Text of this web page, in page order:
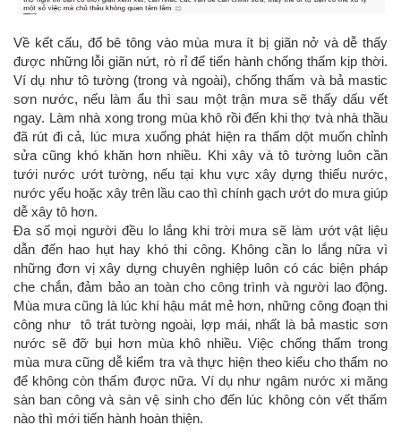
Về kết cấu, đổ bê tông vào mùa mưa ít bị giãn nở và dễ thấy
được những lỗi giãn nứt, rò rỉ để tiến hành chống thấm kịp thời.
Ví dụ như tô tường (trong và ngoài), chống thấm và bả mastic
sơn nước, nếu làm ẩu thì sau một trận mưa sẽ thấy dấu vết
ngay. Làm nhà xong trong mùa khô rồi đến khi thợ tvà nhà thầu
đã rút đi cả, lúc mưa xuống phát hiện ra thấm dột muốn chỉnh
sửa cũng khó khăn hơn nhiều. Khi xây và tô tường luôn cần
tưới nước ướt tường, nếu tại khu vực xây dựng thiếu nước,
nước yếu hoặc xây trên lầu cao thì chính gạch ướt do mưa giúp
dễ xây tô hơn.
Đa số mọi người đều lo lắng khi trời mưa sẽ làm ướt vật liệu
dẫn đến hao hụt hay khó thi công. Không cần lo lắng nữa vì
những đơn vị xây dựng chuyên nghiệp luôn có các biện pháp
che chắn, đảm bảo an toàn cho công trình và người lao động.
Mùa mưa cũng là lúc khí hậu mát mẻ hơn, những công đoạn thi
công như tô trát tường ngoài, lợp mái, nhất là bả mastic sơn
nước sẽ đỡ bụi hơn mùa khô nhiều. Việc chống thấm trong
mùa mưa cũng dễ kiểm tra và thực hiện theo kiểu cho thấm no
để không còn thấm được nữa. Ví dụ như ngâm nước xi măng
sàn ban công và sàn vệ sinh cho đến lúc không còn vết thấm
nào thì mới tiến hành hoàn thiện.